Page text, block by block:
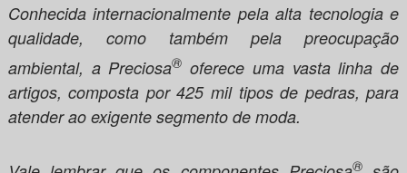
Conhecida internacionalmente pela alta tecnologia e
qualidade, como também pela preocupação
ambiental, a Preciosa® oferece uma vasta linha de
artigos, composta por 425 mil tipos de pedras, para
atender ao exigente segmento de moda.
®